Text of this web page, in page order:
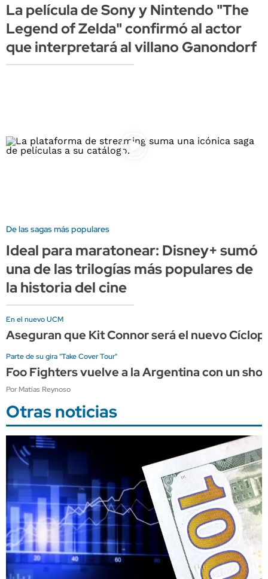
La película de Sony y Nintendo "The
Legend of Zelda" confirmó al actor
que interpretará al villano Ganondorf
De las sagas más populares
Ideal para maratonear: Disney+ sumó
una de las trilogías más populares de
la historia del cine
En el nuevo UCM
Aseguran que Kit Connor será el nuevo
Parte de su gira "Take Cover Tour"
Foo Fighters vuelve a la Argentina con un
Por Matias Reynoso
Otras noticias